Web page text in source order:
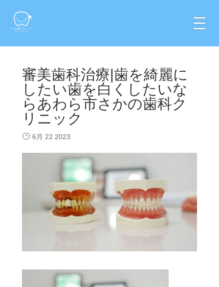
審美歯科治療|歯を綺麗に
したい歯を白くしたいな
らあわら市さかの歯科ク
リニック
6月 22 2023